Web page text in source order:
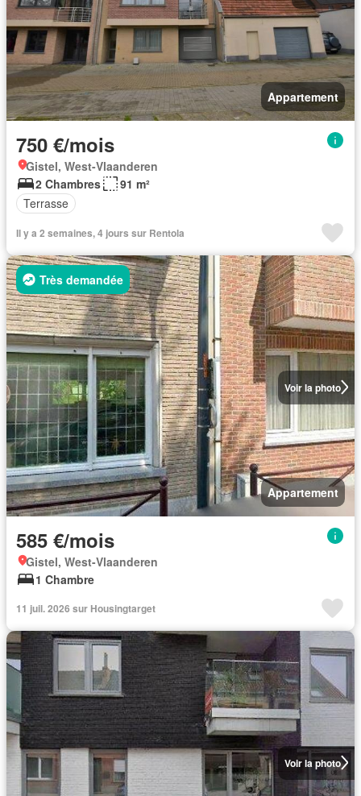
Appartement
750 €/mois
Gistel, West-Vlaanderen
2 Chambres
91 m²
Terrasse
Il y a 2 semaines, 4 jours sur Rentola
Voir la photo
Très demandée
Appartement
585 €/mois
Gistel, West-Vlaanderen
1 Chambre
11 juil. 2026 sur Housingtarget
Voir la photo